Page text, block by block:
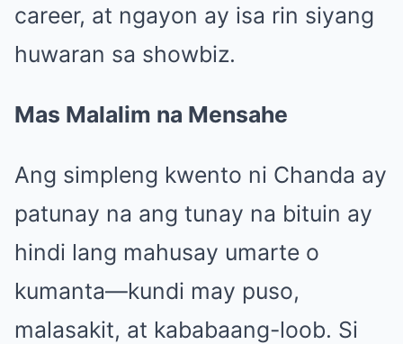
career, at ngayon ay isa rin siyang
huwaran sa showbiz.
Mas Malalim na Mensahe
Ang simpleng kwento ni Chanda ay
patunay na ang tunay na bituin ay
hindi lang mahusay umarte o
kumanta—kundi may puso,
malasakit, at kababaang-loob. Si